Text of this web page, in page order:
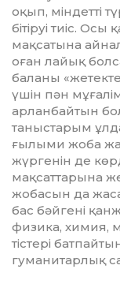
оқып, міндетті
бітіруі тиіс.
мақсатына
оған лайық
баланы
үшін пән
арланбайтын
таныстарым
ғылыми жоба
жүргенін де
мақсат­та­рына
жобасын да
бас бәйгені
физика, химия,
тістері
гумани­тарлық